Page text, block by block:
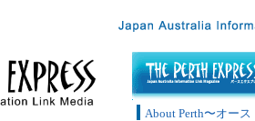
About Perth〜オー